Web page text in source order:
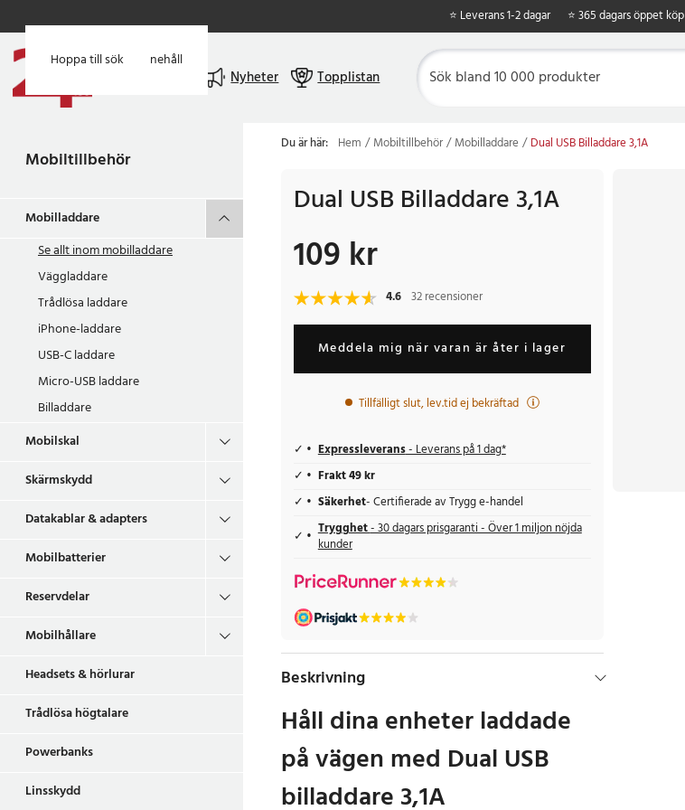
Hoppa till huvudinnehåll
Hoppa till sök
⭐ Leverans 1-2 dagar ⭐ 365 dagars öppet köp
Nyheter Topplistan
Mobiltillbehör
Mobilladdare
Se allt inommobilladdare
Väggladdare
Trådlösa laddare
iPhone-laddare
USB-C laddare
Micro-USB laddare
Billaddare
Mobilskal
Skärmskydd
Datakablar & adapters
Mobilbatterier
Reservdelar
Mobilhållare
Headsets & hörlurar
Trådlösa högtalare
Powerbanks
Linsskydd
Du är här: Hem Mobiltillbehör Mobilladdare Dual USB Billaddare 3,1A
Dual USB Billaddare 3,1A
Pris:109 kr
109 kr
4.6 32 recensioner
Meddela mig när varan är åter i lager
Tillfälligt slut, lev.tid ej bekräftad
Expressleverans- Leverans på 1 dag*
Frakt 49 kr
Säkerhet- Certifierade av Trygg e-handel
Trygghet- 30 dagars prisgaranti - Över 1 miljon nöjda
kunder
Beskrivning
Håll dina enheter laddade
på vägen med Dual USB
billaddare 3,1A